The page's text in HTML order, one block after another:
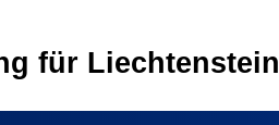
für Liechtenstein